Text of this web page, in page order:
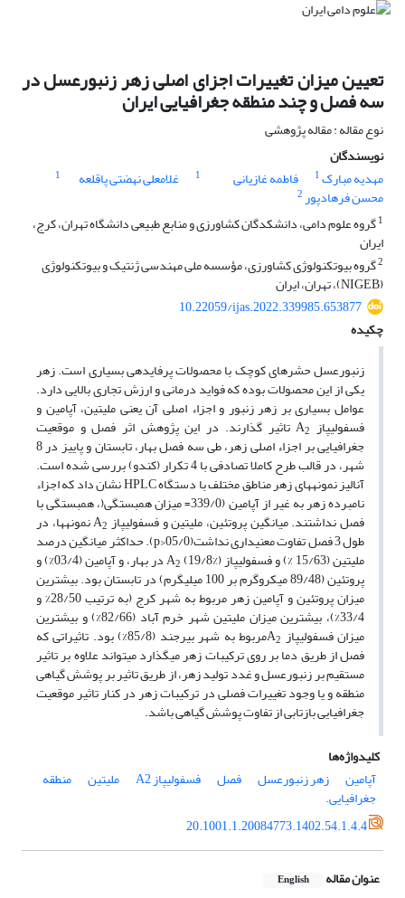
تعیین میزان تغییرات اجزای اصلی زهر زنبورعسل در
سه فصل و چند منطقه جغرافیایی ‏ایران
نوع مقاله : مقاله پژوهشی
نویسندگان
مهدیه مبارک1 فاطمه غازیانی 1 غلامعلی نهضتی پاقلعه 1
محسن فرهادپور2
1گروه علوم دامی، دانشکدگان کشاورزی و منابع طبیعی دانشگاه تهران، کرج،
ایران
2گروه بیوتکنولوژی کشاورزی، مؤسسه ملی مهندسی ژنتیک و بیوتکنولوژی
(‏NIGEB‏)، تهران، ایران
10.22059/ijas.2022.339985.653877
چکیده
زنبورعسل حشره­ای کوچک با محصولات پرفایده­ی بسیاری است. زهر
یکی از این محصولات بوده که فواید درمانی و ارزش تجاری بالایی دارد.
عوامل بسیاری بر زهر زنبور و اجزاء اصلی آن یعنی ملیتین، آپامین و
فسفولیپاز A 2 تاثیر گذارند. در این پژوهش اثر فصل و موقعیت
جغرافیایی بر اجزاء اصلی زهر، طی سه فصل بهار، تابستان و پاییز در 8
شهر، در قالب طرح کاملا تصادفی با 4 تکرار (کندو) بررسی شده است.
آنالیز نمونه­های زهر مناطق مختلف با دستگاه HPLC نشان داد که اجزاء
نامبرده زهر به غیر از آپامین (339/0= میزان همبستگی(، همبستگی با
فصل نداشتند. میانگین پروتئین، ملیتین و فسفولیپاز A 2 نمونه­ها، در
طول 3 فصل تفاوت معنی­داری نداشت(05/0<p). حداکثر میانگین درصد
ملیتین (15/63 %) و فسفولیپاز A 2 (19/8%) در بهار، و آپامین (03/4%) و
پروتئین (89/48 میکروگرم بر 100 میلیگرم) در تابستان بود. بیشترین
میزان پروتئین و آپامین زهر مربوط به شهر کرج (به ترتیب 28/50% و
33/4%)، بیشترین میزان ملیتین شهر خرم آباد (82/66%) و بیشترین
میزان فسفولیپاز A 2 مربوط به شهر بیرجند (85/8%) بود. تاثیراتی که
فصل از طریق دما بر روی ترکیبات زهر می­گذارد می­تواند علاوه بر تاثیر
مستقیم بر زنبورعسل و غدد تولید زهر، از طریق تاثیر بر پوشش گیاهی
منطقه و یا وجود تغییرات فصلی در ترکیبات زهر در کنار تاثیر موقعیت
جغرافیایی بازتابی از تفاوت پوشش گیاهی باشد.
کلیدواژه‌ها
آپامین
‏زهر زنبورعسل ‏فصل ‏فسفولیپاز ‏A2‎ ‏ملیتین ‏منطقه
جغرافیایی.‏
20.1001.1.20084773.1402.54.1.4.4
عنوان مقاله English